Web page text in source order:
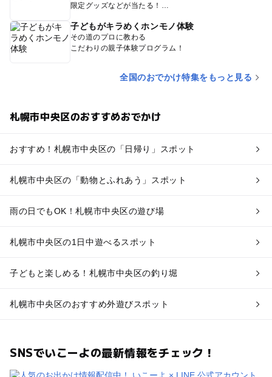
限定グッズなどが当たる！
子どもがキラめくホンモノ体験
その道のプロに教わる
こだわりの親子体験プログラム！
全国のおでかけ特集をもっと見る
札幌市中央区のおすすめおでかけ
おすすめ！札幌市中央区の「日帰り」スポット
札幌市中央区の「動物とふれあう」スポット
雨の日でもOK！札幌市中央区の遊び場
札幌市中央区の1日中遊べるスポット
子どもと楽しめる！札幌市中央区の釣り堀
札幌市中央区のおすすめ外遊びスポット
SNSでいこーよの最新情報をチェック！